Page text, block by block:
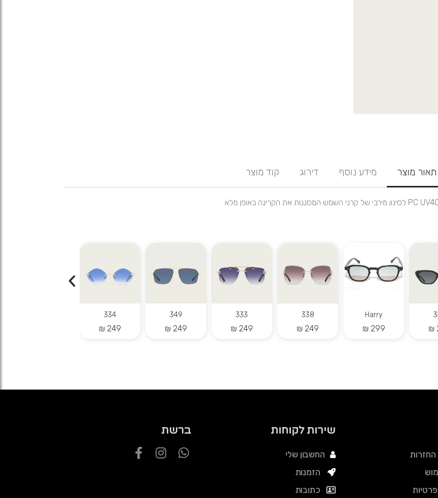
תאור מוצר מידע נוסף דירוג קוד מוצר
Harry
338
333
349
334
פרטיות
שירות לקוחות
החשבון שלי
הזמנות
כתובות
ברשת